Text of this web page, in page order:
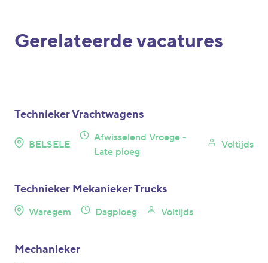
Gerelateerde vacatures
Technieker Vrachtwagens
BELSELE
Afwisselend Vroege -
Late ploeg
Voltijds
Technieker Mekanieker Trucks
Waregem Dagploeg Voltijds
Mechanieker